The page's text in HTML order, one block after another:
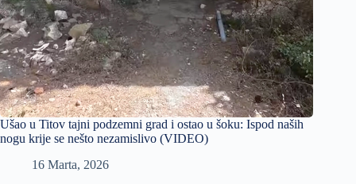
Ušao u Titov tajni podzemni grad i ostao u šoku: Ispod naših
nogu krije se nešto nezamislivo (VIDEO)
16 Marta, 2026